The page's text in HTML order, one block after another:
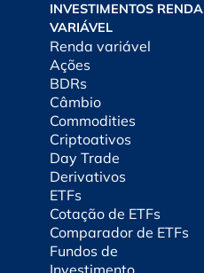
INVESTIMENTOS RENDA
VARIÁVEL
Renda variável
Ações
BDRs
Câmbio
Commodities
Criptoativos
Day Trade
Derivativos
ETFs
Cotação de ETFs
Comparador de ETFs
Fundos de